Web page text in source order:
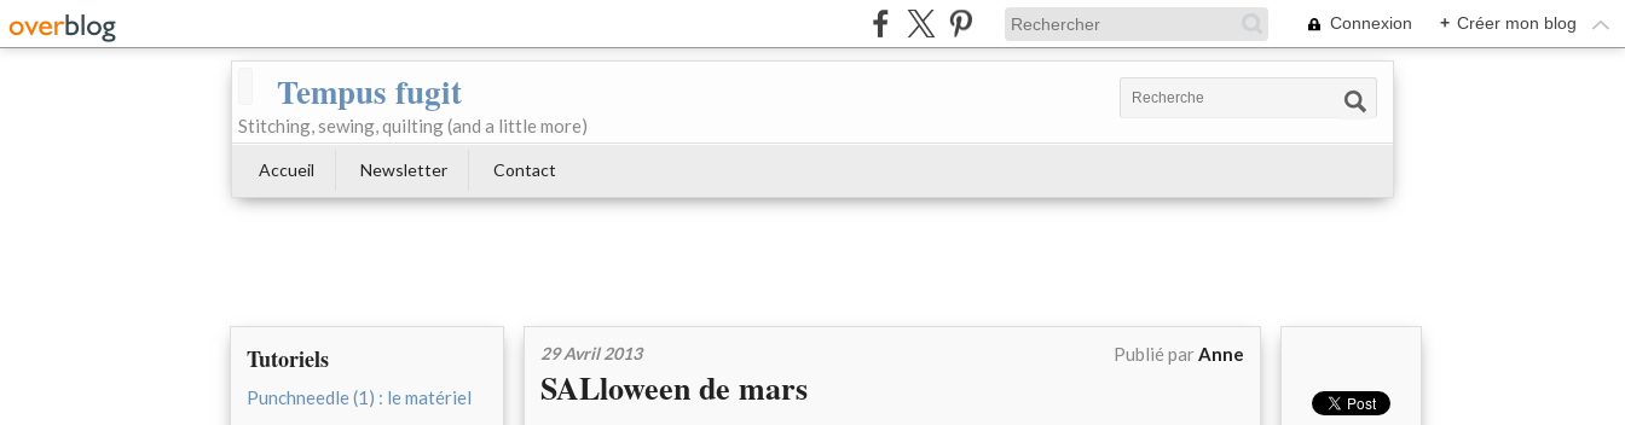
Connexion + Créer mon blog
Tempus fugit
Stitching, sewing, quilting (and a little more)
Accueil Newsletter Contact
Tutoriels
Punchneedle (1) : le matériel
29 Avril 2013 Publié parAnne
SALloween de mars